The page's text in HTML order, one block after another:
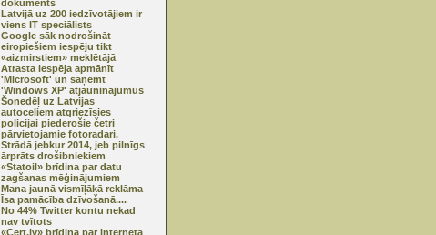
dokuments
Latvijā uz 200 iedzīvotājiem ir
viens IT speciālists
Google sāk nodrošināt
eiropiešiem iespēju tikt
«aizmirstiem» meklētājā
Atrasta iespēja apmānīt
'Microsoft' un saņemt
'Windows XP' atjauninājumus
Šonedēļ uz Latvijas
autoceļiem atgriezīsies
policijai piederošie četri
pārvietojamie fotoradari.
Strādā jebkur 2014, jeb pilnīgs
ārprāts drošibniekiem
«Statoil» brīdina par datu
zagšanas mēģinājumiem
Mana jaunā vismīļākā reklāma
Īsa pamācība dzīvošanā....
No 44% Twitter kontu nekad
nav tvītots
«Cert.lv» brīdina par interneta